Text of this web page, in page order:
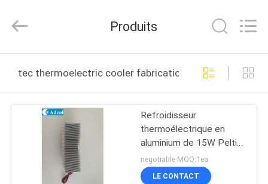
PRODUITS
(Guangzhou)
Rights
Produits
tec thermoelectric cooler fabrication en ligne
Refroidisseur
thermoélectrique en
aluminium de 15W Peltier
moins que le niveau
sonore 25dB
negotiable MOQ:1ea
LE CONTACT